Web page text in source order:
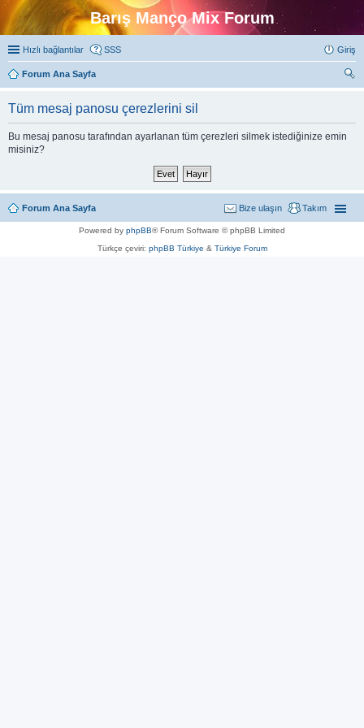
Barış Manço Mix Forum
Hızlı bağlantılar SSS Giriş
Forum Ana Sayfa
Tüm mesaj panosu çerezlerini sil
Bu mesaj panosu tarafından ayarlanan tüm çerezleri silmek istediğinize emin
misiniz?
Forum Ana Sayfa Takım
Bize ulaşın
Powered by phpBB® Forum Software © phpBB Limited
Türkçe çeviri: phpBB Türkiye & Türkiye Forum